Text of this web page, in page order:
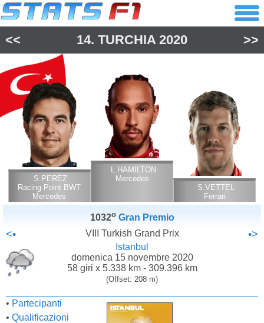
<< 14. TURCHIA 2020 >>
S.PEREZ
Racing Point BWT
Mercedes
L.HAMILTON
Mercedes
S.VETTEL
Ferrari
1032o Gran Premio
<• VIII Turkish Grand Prix •>
Istanbul
domenica 15 novembre 2020
58 giri x 5.338 km - 309.396 km
(Offset: 208 m)
• Partecipanti
• Qualificazioni